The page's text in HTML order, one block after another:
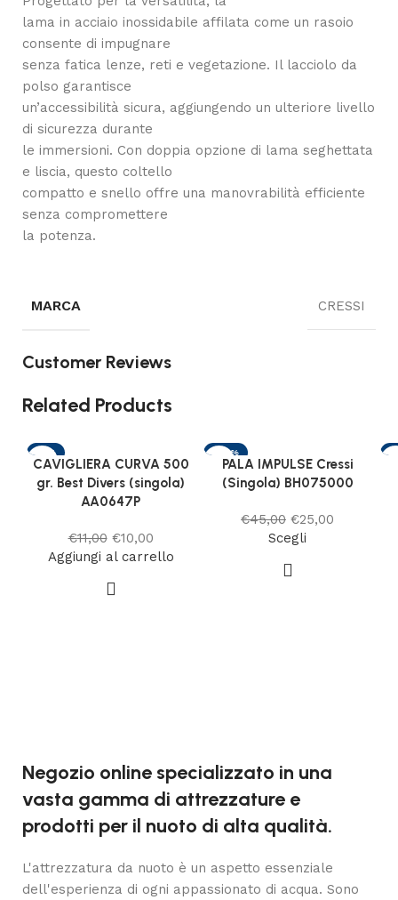
lama in acciaio inossidabile affilata come un rasoio
consente di impugnare
senza fatica lenze, reti e vegetazione. Il lacciolo da
polso garantisce
un’accessibilità sicura, aggiungendo un ulteriore livello
di sicurezza durante
le immersioni. Con doppia opzione di lama seghettata
e liscia, questo coltello
compatto e snello offre una manovrabilità efficiente
senza compromettere
la potenza.
MARCA CRESSI
Customer Reviews
Related Products
-9%
CAVIGLIERA CURVA 500
gr. Best Divers (singola)
AA0647P
€11,00 €10,00
Aggiungi al carrello
-44%
PALA IMPULSE Cressi
(Singola) BH075000
€45,00 €25,00
Scegli
Negozio online specializzato in una
vasta gamma di attrezzature e
prodotti per il nuoto di alta qualità.
L'attrezzatura da nuoto è un aspetto essenziale
dell'esperienza di ogni appassionato di acqua. Sono